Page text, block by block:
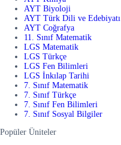
AYT Biyoloji
AYT Türk Dili ve Edebiyatı
AYT Coğrafya
11. Sınıf Matematik
LGS Matematik
LGS Türkçe
LGS Fen Bilimleri
LGS İnkılap Tarihi
7. Sınıf Matematik
7. Sınıf Türkçe
7. Sınıf Fen Bilimleri
7. Sınıf Sosyal Bilgiler
Popüler Üniteler